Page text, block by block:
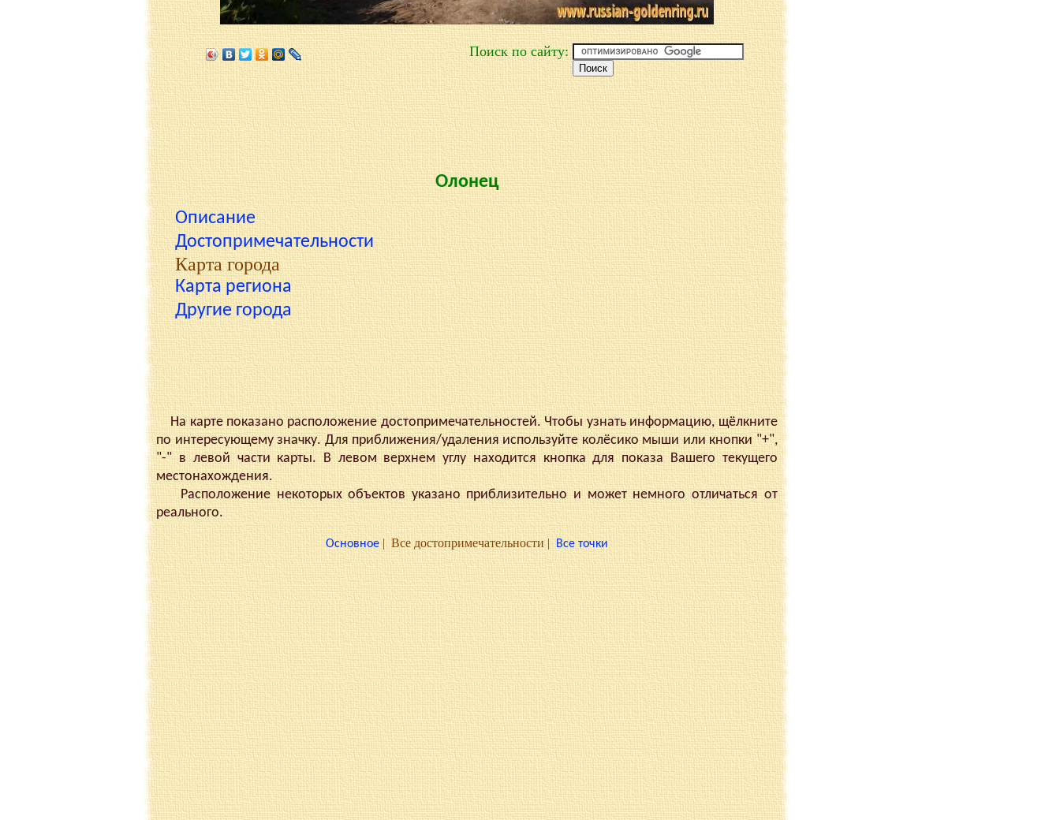
Поиск по сайту:
Олонец
Описание
Достопримечательности
Карта города
Карта региона
Другие города
На карте показано расположение достопримечательностей. Чтобы узнать информацию, щёлкните
по интересующему значку. Для приближения/удаления используйте колёсико мыши или кнопки "+",
"-" в левой части карты. В левом верхнем углу находится кнопка для показа Вашего текущего
местонахождения.
Расположение некоторых объектов указано приблизительно и может немного отличаться от
реального.
Основное| Все достопримечательности| Все точки